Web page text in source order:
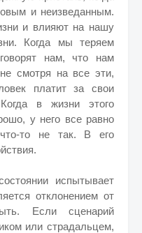
и неизведанным.
и влияют на нашу
Когда мы теряем
нам, что нам
смотря на все эти,
платит за свои
в жизни этого
у него все равно
то не так. В его
испытывает
отклонением от
Если сценарий
или страдальцем,